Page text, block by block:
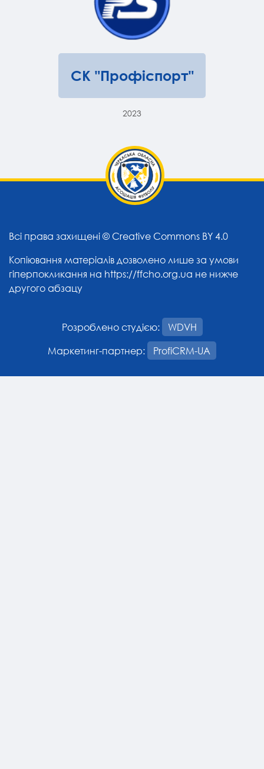
СК "Профіспорт"
2023
Всі права захищені © Creative Commons BY 4.0
Копіювання матеріалів дозволено лише за умови
гіперпокликання на https://ffcho.org.ua не нижче
другого абзацу
Розроблено студією:
WDVH
Маркетинг-партнер:
ProfiCRM-UA